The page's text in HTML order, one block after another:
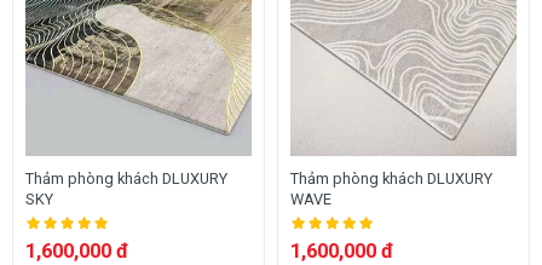
Thảm phòng khách DLUXURY
SKY
1,600,000 đ
Thảm phòng khách DLUXURY
WAVE
1,600,000 đ